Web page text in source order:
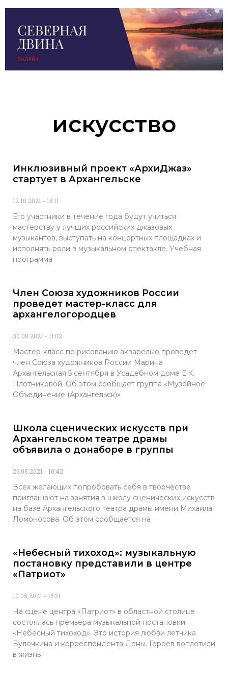
искусство
Инклюзивный проект «АрхиДжаз»
стартует в Архангельске
12.10.2021 18:11
Его участники в течение года будут учиться
мастерству у лучших российских джазовых
музыкантов, выступать на концертных площадках и
исполнять роли в музыкальном спектакле. Учебная
программа
Член Союза художников России
проведет мастер-класс для
архангелогородцев
30.08.2021 11:02
Мастер-класс по рисованию акварелью проведет
член Союза художников России Марина
Архангельская 5 сентября в Усадебном доме Е.К.
Плотниковой. Об этом сообщает группа «Музейное
Объединение (Архангельск)»
Школа сценических искусств при
Архангельском театре драмы
объявила о донаборе в группы
26.08.2021 10:42
Всех желающих попробовать себя в творчестве
приглашают на занятия в школу сценических искусств
на базе Архангельского театра драмы имени Михаила
Ломоносова. Об этом сообщается на
«Небесный тихоход»: музыкальную
постановку представили в центре
«Патриот»
10.05.2021 16:31
На сцене центра «Патриот» в областной столице
состоялась премьера музыкальной постановки
«Небесный тихоход». Это история любви летчика
Булочкина и корреспондента Лены. Героев воплотили
в жизнь